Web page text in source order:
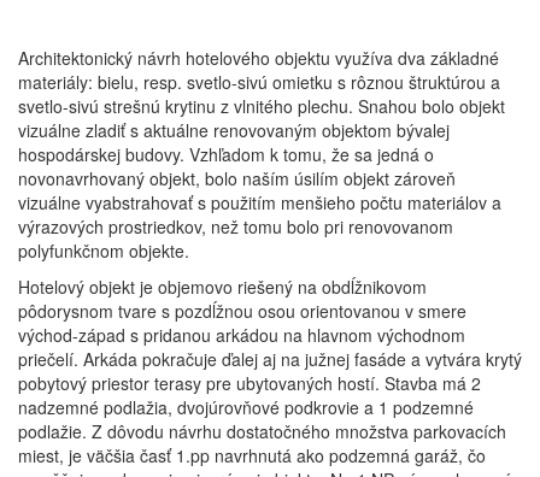
Architektonický návrh hotelového objektu využíva dva základné
materiály: bielu, resp. svetlo-sivú omietku s rôznou štruktúrou a
svetlo-sivú strešnú krytinu z vlnitého plechu. Snahou bolo objekt
vizuálne zladiť s aktuálne renovovaným objektom bývalej
hospodárskej budovy. Vzhľadom k tomu, že sa jedná o
novonavrhovaný objekt, bolo naším úsilím objekt zároveň
vizuálne vyabstrahovať s použitím menšieho počtu materiálov a
výrazových prostriedkov, než tomu bolo pri renovovanom
polyfunkčnom objekte.
Hotelový objekt je objemovo riešený na obdĺžnikovom
pôdorysnom tvare s pozdĺžnou osou orientovanou v smere
východ-západ s pridanou arkádou na hlavnom východnom
priečelí. Arkáda pokračuje ďalej aj na južnej fasáde a vytvára krytý
pobytový priestor terasy pre ubytovaných hostí. Stavba má 2
nadzemné podlažia, dvojúrovňové podkrovie a 1 podzemné
podlažie. Z dôvodu návrhu dostatočného množstva parkovacích
miest, je väčšia časť 1.pp navrhnutá ako podzemná garáž, čo